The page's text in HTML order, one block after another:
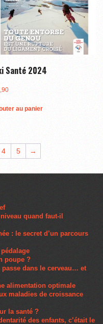
Santé 2024
au panier
4 5 →
quand faut-il
: le secret d’un parcours
poupe ?
dans le cerveau… et
alimentation optimale
maladies de croissance
la santé ?
des enfants, c’était le